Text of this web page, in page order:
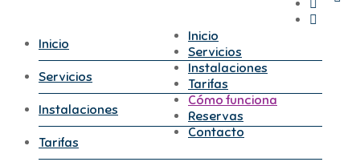
Inicio
Servicios
Instalaciones
Tarifas
Cómo funciona
Reservas
Contacto
Inicio
Servicios
Instalaciones
Tarifas